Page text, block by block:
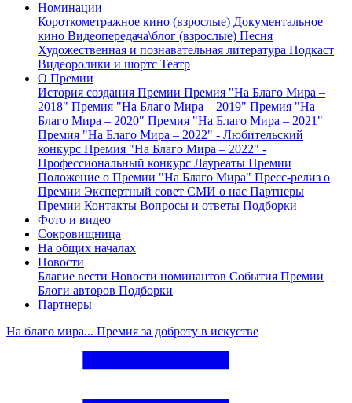
Номинации
Короткометражное кино (взрослые) Документальное
кино Видеопередача\блог (взрослые) Песня
Художественная и познавательная литература Подкаст
Видеоролики и шортс Театр
О Премии
История создания Премии Премия "На Благо Мира –
2018" Премия "На Благо Мира – 2019" Премия "На
Благо Мира – 2020" Премия "На Благо Мира – 2021"
Премия "На Благо Мира – 2022" - Любительский
конкурс Премия "На Благо Мира – 2022" -
Профессиональный конкурс Лауреаты Премии
Положение о Премии "На Благо Мира" Пресс-релиз о
Премии Экспертный совет СМИ о нас Партнеры
Премии Контакты Вопросы и ответы Подборки
Фото и видео
Сокровищница
На общих началах
Новости
Благие вести Новости номинантов События Премии
Блоги авторов Подборки
Партнеры
На благо мира... Премия за доброту в искустве